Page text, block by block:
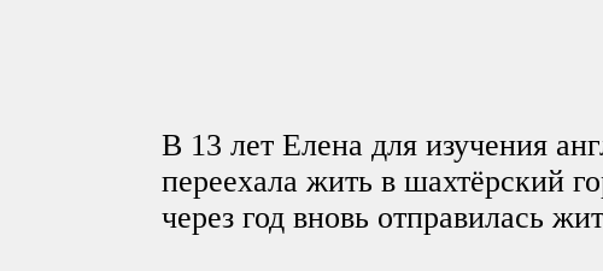
В 13 лет Елена для изучения
переехала жить в шахтёрский
через год вновь отправилась